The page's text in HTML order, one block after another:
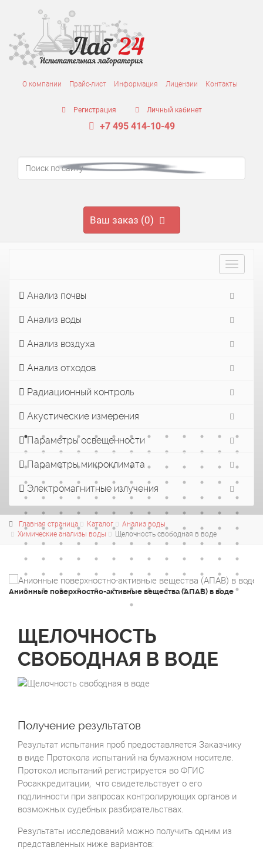
О компании Прайс-лист Информация Лицензии Контакты
Регистрация Личный кабинет
+7 495 414-10-49
Ваш заказ (0)
Toggle
Анализ почвы
Анализ воды
Анализ воздуха
Анализ отходов
Радиационный контроль
Акустические измерения
Параметры освещенности
Параметры микроклимата
Электромагнитные излучения
Главная страница Каталог
Анализ воды
Химические анализы воды
Щелочность свободная в воде
Анионные поверхностно-активные вещества (АПАВ) в воде
ЩЕЛОЧНОСТЬ
СВОБОДНАЯ В ВОДЕ
Получение результатов
Результат испытания проб предоставляется Заказчику
в виде Протокола испытаний на бумажном носителе.
Протокол испытаний регистрируется во ФГИС
Росаккредитации, что свидетельствует о его
подлинности при запросах контролирующих органов и
возможных судебных разбирательствах.
Результаты исследований можно получить одним из
представленных ниже вариантов: